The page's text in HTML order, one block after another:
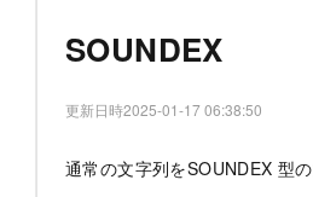
SOUNDEX
更新日時2025-01-17 06:38:50
通常の文字列をSOUNDEX 型